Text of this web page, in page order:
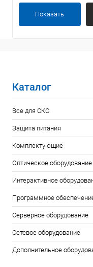
Показать
Каталог
Все для СКС
Защита питания
Комплектующие
Оптическое оборудование
Интерактивное
Программное
Серверное оборудование
Сетевое оборудование
Дополнительное